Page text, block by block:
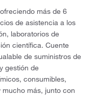
más de 6
de asistencia a los
laboratorios de
científica. Cuente
de suministros de
gestión de
consumibles,
más, junto con